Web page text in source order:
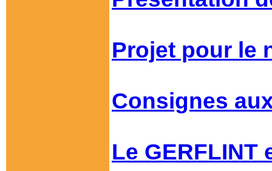
Projet pour le
Consignes
Le